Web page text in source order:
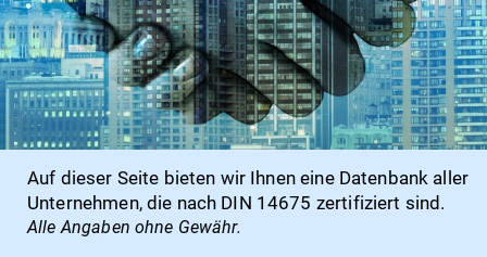
Auf dieser Seite bieten wir Ihnen eine Datenbank aller
Unternehmen, die nach DIN 14675 zertifiziert sind.
Alle Angaben ohne Gewähr.